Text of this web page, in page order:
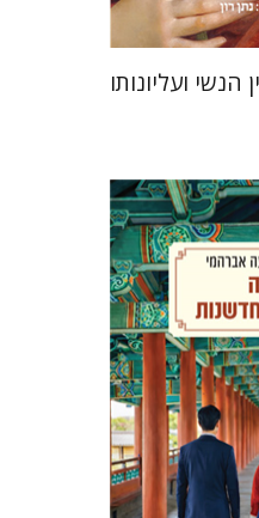
ועליונותו
אברהמי